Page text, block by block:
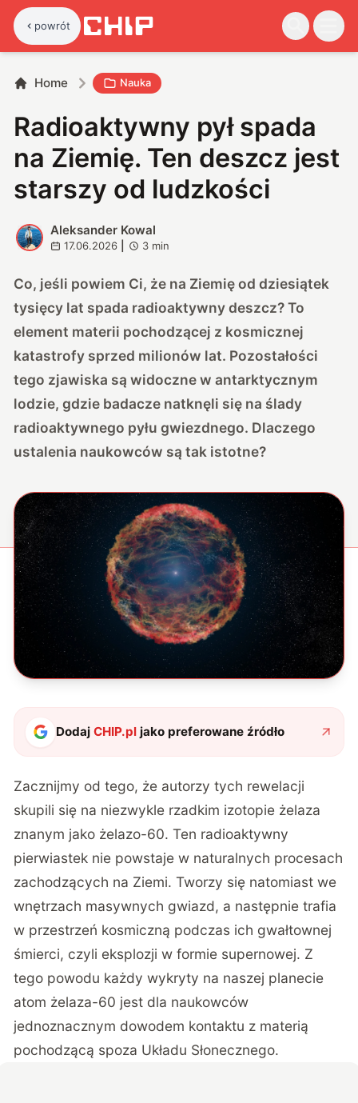
powrót
Home Nauka
Radioaktywny pył spada
na Ziemię. Ten deszcz jest
starszy od ludzkości
A
Aleksander Kowal
17.06.2026 3 min
Co, jeśli powiem Ci, że na Ziemię od dziesiątek
tysięcy lat spada radioaktywny deszcz? To
element materii pochodzącej z kosmicznej
katastrofy sprzed milionów lat. Pozostałości
tego zjawiska są widoczne w antarktycznym
lodzie, gdzie badacze natknęli się na ślady
radioaktywnego pyłu gwiezdnego. Dlaczego
ustalenia naukowców są tak istotne?
DodajCHIP.pl jako preferowane źródło
Zacznijmy od tego, że autorzy tych rewelacji
skupili się na niezwykle rzadkim izotopie żelaza
znanym jako żelazo-60. Ten radioaktywny
pierwiastek nie powstaje w naturalnych procesach
zachodzących na Ziemi. Tworzy się natomiast we
wnętrzach masywnych gwiazd, a następnie trafia
w przestrzeń kosmiczną podczas ich gwałtownej
śmierci, czyli eksplozji w formie supernowej. Z
tego powodu każdy wykryty na naszej planecie
atom żelaza-60 jest dla naukowców
jednoznacznym dowodem kontaktu z materią
pochodzącą spoza Układu Słonecznego.